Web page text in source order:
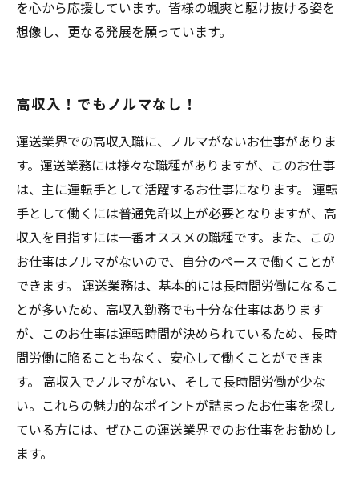
を心から応援しています。皆様の颯爽と駆け抜ける姿を
想像し、更なる発展を願っています。
高収入！でもノルマなし！
運送業界での高収入職に、ノルマがないお仕事がありま
す。運送業務には様々な職種がありますが、このお仕事
は、主に運転手として活躍するお仕事になります。 運転
手として働くには普通免許以上が必要となりますが、高
収入を目指すには一番オススメの職種です。また、この
お仕事はノルマがないので、自分のペースで働くことが
できます。 運送業務は、基本的には長時間労働になるこ
とが多いため、高収入勤務でも十分な仕事はあります
が、このお仕事は運転時間が決められているため、長時
間労働に陥ることもなく、安心して働くことができま
す。 高収入でノルマがない、そして長時間労働が少な
い。これらの魅力的なポイントが詰まったお仕事を探し
ている方には、ぜひこの運送業界でのお仕事をお勧めし
ます。